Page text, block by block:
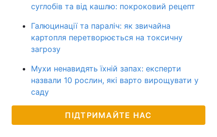
суглобів та від кашлю: покроковий рецепт
Галюцинації та параліч: як звичайна
картопля перетворюється на токсичну
загрозу
Мухи ненавидять їхній запах: експерти
назвали 10 рослин, які варто вирощувати у
саду
ПІДТРИМАЙТЕ НАС